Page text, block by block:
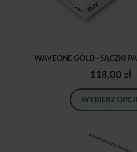
WAVEONE GOLD - SĄCZKI
118,00 zł
WYBIERZ